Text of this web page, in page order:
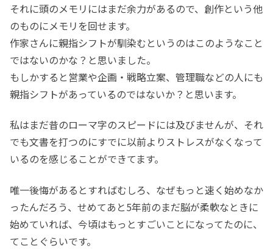
それに頭のメモリにはまだ余力があるので、創作という他
のものにメモリを回せます。
作家さんに親指シフトが馴染むというのはこのようなこと
ではないのかな？と思いました。
もしかすると営業や企画・戦略立案、管理職などの人にも
親指シフトがあっているのではないか？と思います。
私はまだ昔のローマ字のスピードには及びませんが、それ
でも文書を打つのにすでに以前よりストレスがなくなって
いるのを感じることができてます。
唯一後悔があるとすればむしろ、なぜもっと速く始めなか
ったんだろう、せめてあと5年前のまだ脳が柔軟なときに
始めていれば、今頃はもっとすごいことになってたのに、
てことぐらいです。